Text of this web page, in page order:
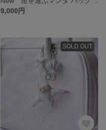
9,000円
SOLD OUT